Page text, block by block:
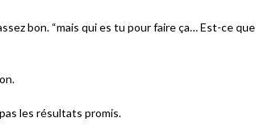
bon. “mais qui es tu pour faire ça… Est-ce
les résultats promis.